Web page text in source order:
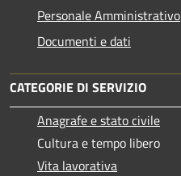
Personale Amministrativo
Documenti e dati
CATEGORIE DI SERVIZIO
Anagrafe e stato civile
Cultura e tempo libero
Vita lavorativa